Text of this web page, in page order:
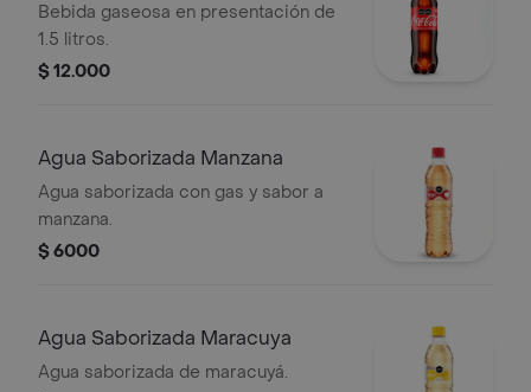
Bebida gaseosa en presentación de
1.5 litros.
$ 12.000
Agua Saborizada Manzana
Agua saborizada con gas y sabor a
manzana.
$ 6000
Agua Saborizada Maracuya
Agua saborizada de maracuyá.